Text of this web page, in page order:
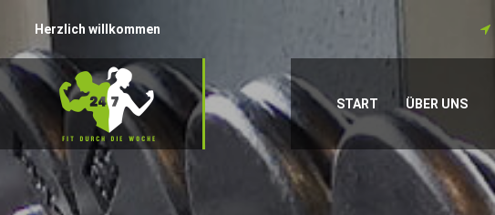
Herzlich willkommen
START ÜBER UNS